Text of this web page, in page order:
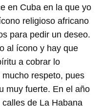
en Cuba en la que yo
religioso africano
para pedir un deseo.
al ícono y hay que
a cobrar lo
respeto, pues
muy fuerte. En el año
de La Habana